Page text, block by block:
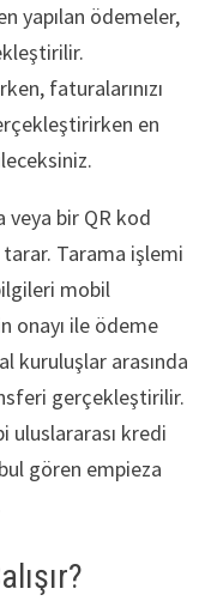
yapılan ödemeler,
faturalarınızı
en
veya bir QR kod
tarar. Tarama işlemi
mobil
onayı ile ödeme
kuruluşlar arasında
gerçekleştirilir.
uluslararası kredi
gören empieza